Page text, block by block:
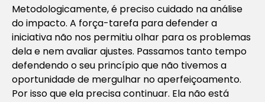
Metodologicamente, é preciso cuidado na análise
do impacto. A força-tarefa para defender a
iniciativa não nos permitiu olhar para os problemas
dela e nem avaliar ajustes. Passamos tanto tempo
defendendo o seu princípio que não tivemos a
oportunidade de mergulhar no aperfeiçoamento.
Por isso que ela precisa continuar. Ela não está